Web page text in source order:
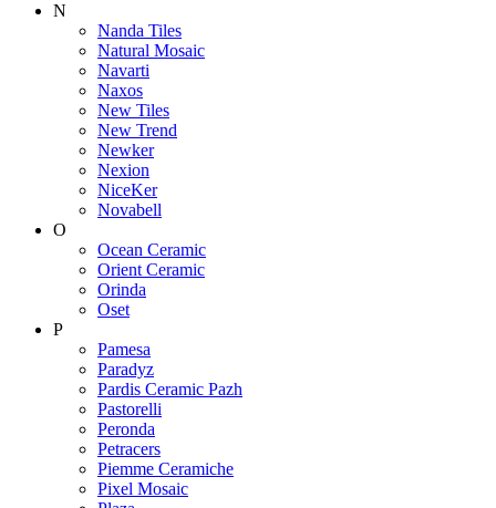
N
Nanda Tiles
Natural Mosaic
Navarti
Naxos
New Tiles
New Trend
Newker
Nexion
NiceKer
Novabell
O
Ocean Ceramic
Orient Ceramic
Orinda
Oset
P
Pamesa
Paradyz
Pardis Ceramic Pazh
Pastorelli
Peronda
Petracers
Piemme Ceramiche
Pixel Mosaic